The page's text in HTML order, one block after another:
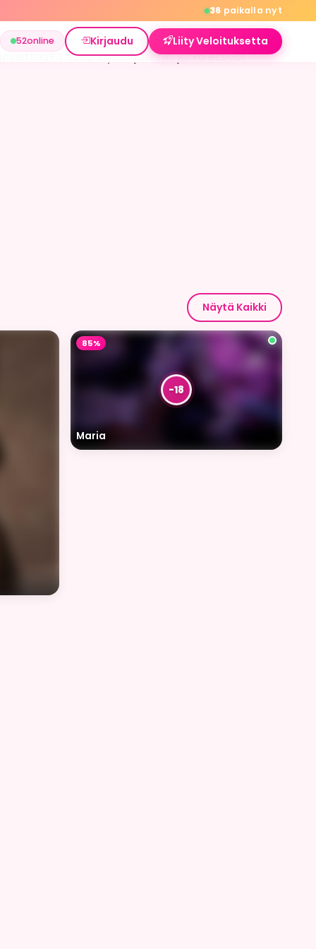
36 paikalla nyt
52online Kirjaudu Liity Veloituksetta
Taalta löydät jäseniä, jotka etsivät
Näytä Kaikki
Maria
85%